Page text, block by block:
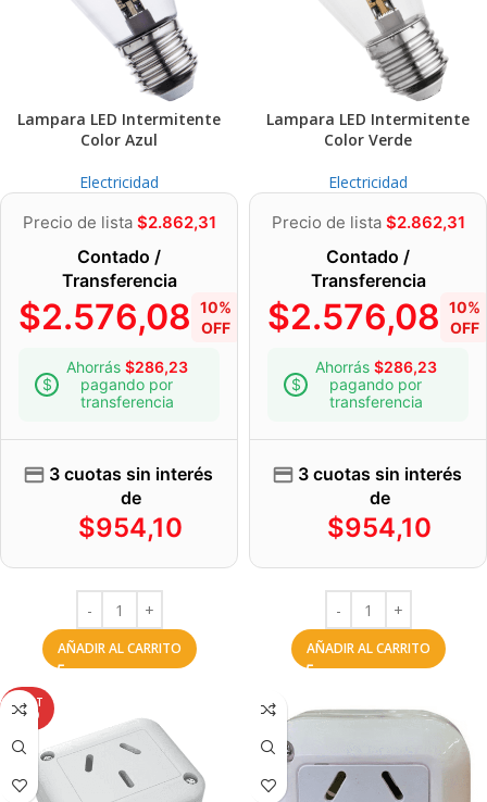
Lampara LED Intermitente
Color Azul
Electricidad
Precio de lista $2.862,31
Contado /
Transferencia
$2.576,08 10%
OFF
Ahorrás $286,23
pagando por
transferencia
3 cuotas sin interés
de
$954,10
AÑADIR AL CARRITO
Lampara LED Intermitente
Color Verde
Electricidad
Precio de lista $2.862,31
Contado /
Transferencia
$2.576,08 10%
OFF
Ahorrás $286,23
pagando por
transferencia
3 cuotas sin interés
de
$954,10
AÑADIR AL CARRITO
AGOT
ADO